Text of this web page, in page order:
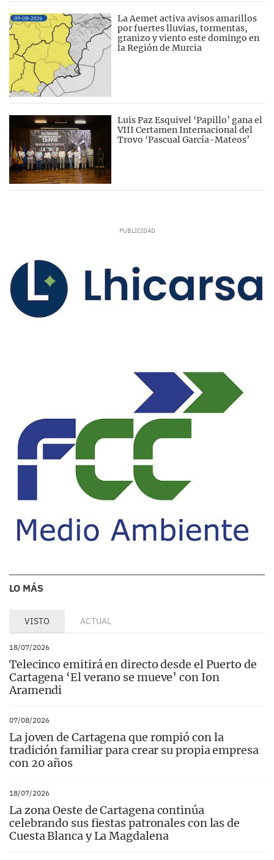
La Aemet activa avisos amarillos
por fuertes lluvias, tormentas,
granizo y viento este domingo en
la Región de Murcia
Luis Paz Esquivel ‘Papillo’ gana el
VIII Certamen Internacional del
Trovo ‘Pascual García-Mateos’
LO MÁS
VISTO ACTUAL
18/07/2026
Telecinco emitirá en directo desde el Puerto de
Cartagena ‘El verano se mueve’ con Ion
Aramendi
07/08/2026
La joven de Cartagena que rompió con la
tradición familiar para crear su propia empresa
con 20 años
18/07/2026
La zona Oeste de Cartagena continúa
celebrando sus fiestas patronales con las de
Cuesta Blanca y La Magdalena